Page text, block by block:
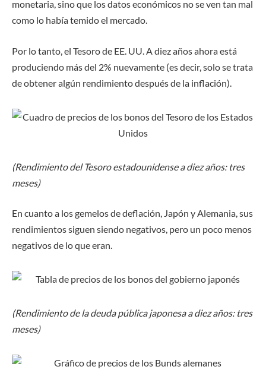
monetaria, sino que los datos económicos no se ven tan mal
como lo había temido el mercado.
Por lo tanto, el Tesoro de EE. UU. A diez años ahora está
produciendo más del 2% nuevamente (es decir, solo se trata
de obtener algún rendimiento después de la inflación).
(Rendimiento del Tesoro estadounidense a diez años: tres
meses)
En cuanto a los gemelos de deflación, Japón y Alemania, sus
rendimientos siguen siendo negativos, pero un poco menos
negativos de lo que eran.
(Rendimiento de la deuda pública japonesa a diez años: tres
meses)